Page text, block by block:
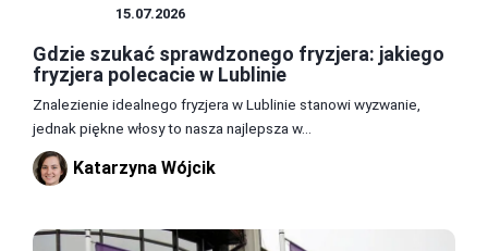
15.07.2026
Gdzie szukać sprawdzonego fryzjera: jakiego
fryzjera polecacie w Lublinie
Znalezienie idealnego fryzjera w Lublinie stanowi wyzwanie,
jednak piękne włosy to nasza najlepsza w...
Katarzyna Wójcik